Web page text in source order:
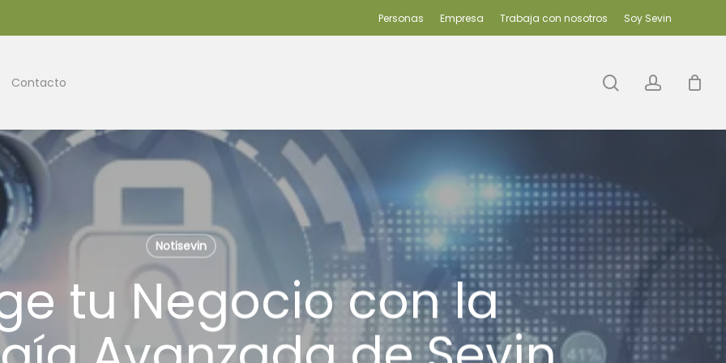
Personas Empresa Trabaja con nosotros Soy Sevin
Contacto search
Notisevin
tu Negocio con la